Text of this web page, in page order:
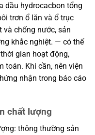
dầu hydrocacbon tổng
trơn ổ lăn và ổ trục
và chống nước, sản
khắc nghiệt. — có thể
gian hoạt động,
toán. Khi cần, nên viện
nhận trong báo cáo
chất lượng
thông thường sản